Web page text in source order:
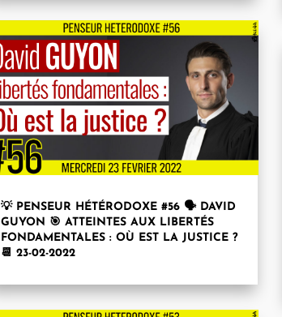
💡 PENSEUR HÉTÉRODOXE #56 🗣 DAVID
GUYON 🎯 ATTEINTES AUX LIBERTÉS
FONDAMENTALES : OÙ EST LA JUSTICE ?
📆 23-02-2022